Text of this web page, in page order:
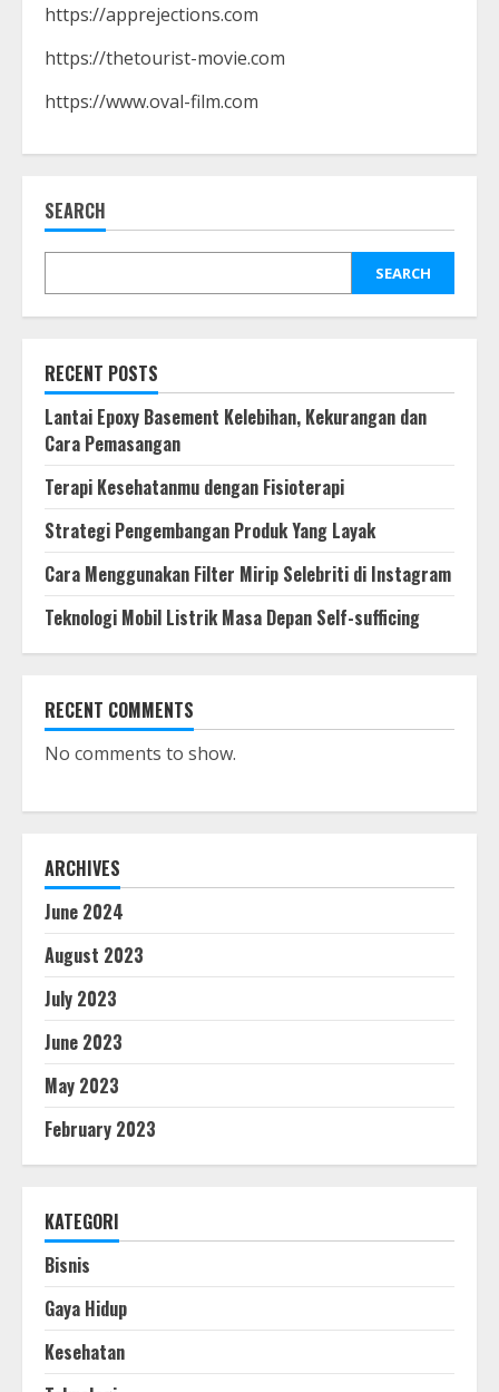
https://apprejections.com
https://thetourist-movie.com
https://www.oval-film.com
SEARCH
SEARCH
RECENT POSTS
Lantai Epoxy Basement Kelebihan, Kekurangan dan
Cara Pemasangan
Terapi Kesehatanmu dengan Fisioterapi
Strategi Pengembangan Produk Yang Layak
Cara Menggunakan Filter Mirip Selebriti di Instagram
Teknologi Mobil Listrik Masa Depan Self-sufficing
RECENT COMMENTS
No comments to show.
ARCHIVES
June 2024
August 2023
July 2023
June 2023
May 2023
February 2023
KATEGORI
Bisnis
Gaya Hidup
Kesehatan
3
4
Cara Menggunakan Filter Mirip
5
Teknologi Mobil Listrik Masa Depan
Self-sufficing
June 22, 2023
The Continuum Condo: Peluncuran
Terbaru yang Dinantikan di
7
Tips untuk para Wanita: Bagaimana
Latihan Fisik Dapat Mengubah Pola
June 9, 2023
Lantai Epoxy Basement Kelebihan,
2
Fisioterapi
Cara Menggunakan Filter Mirip
July 3, 2023